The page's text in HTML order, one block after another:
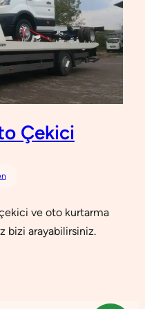
Çekici
ve oto kurtarma
bizi arayabilirsiniz.